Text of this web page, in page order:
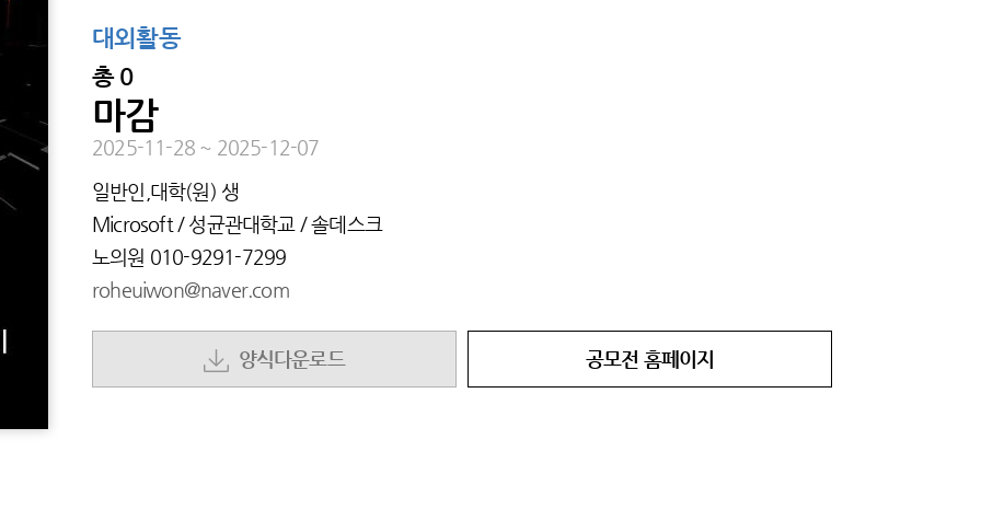
대외활동
총 0
마감
2025-11-28 ~ 2025-12-07
일반인,대학(원) 생
Microsoft / 성균관대학교 / 솔데스크
노의원 010-9291-7299
roheuiwon@naver.com
양식다운로드 공모전 홈페이지